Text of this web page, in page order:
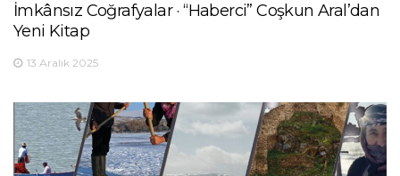
İmkânsız Coğrafyalar · “Haberci” Coşkun Aral’dan
Yeni Kitap
13 Aralık 2025